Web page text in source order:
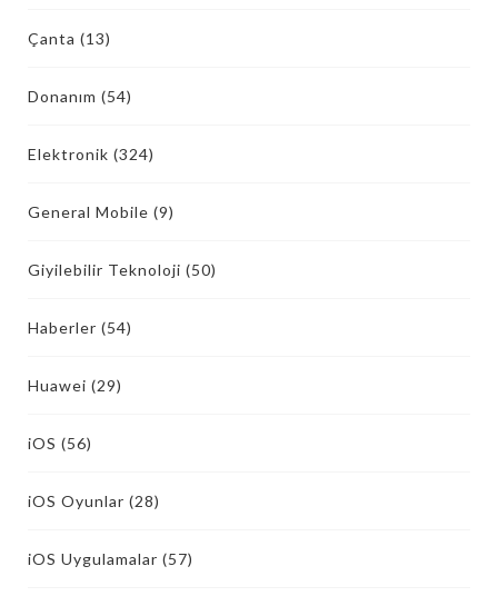
Çanta (13)
Donanım (54)
Elektronik (324)
General Mobile (9)
Giyilebilir Teknoloji (50)
Haberler (54)
Huawei (29)
iOS (56)
iOS Oyunlar (28)
iOS Uygulamalar (57)